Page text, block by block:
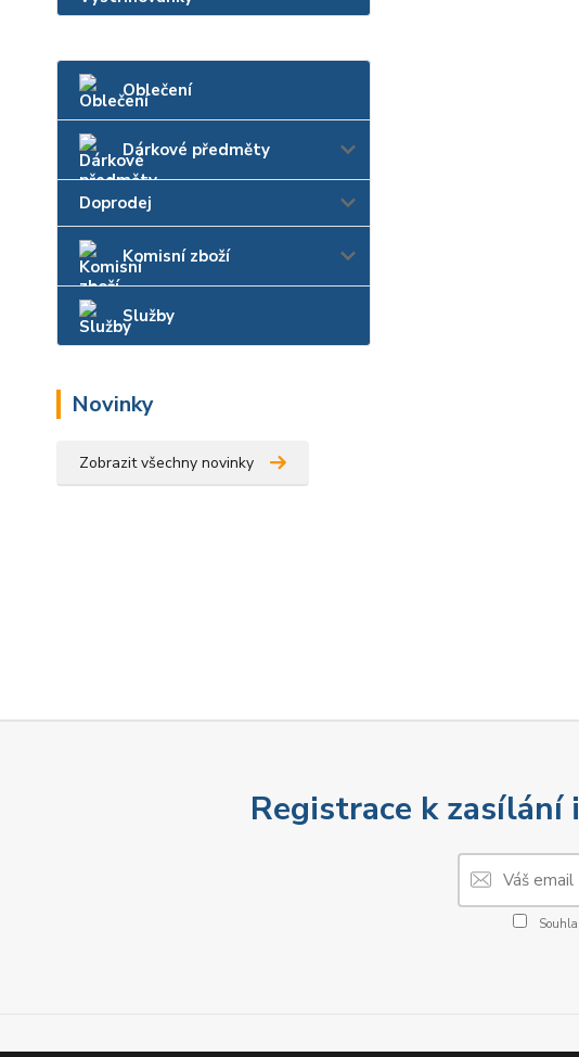
Oblečení
Dárkové předměty
Doprodej
Komisní zboží
Služby
Novinky
Zobrazit všechny novinky
Registrace k zasílání